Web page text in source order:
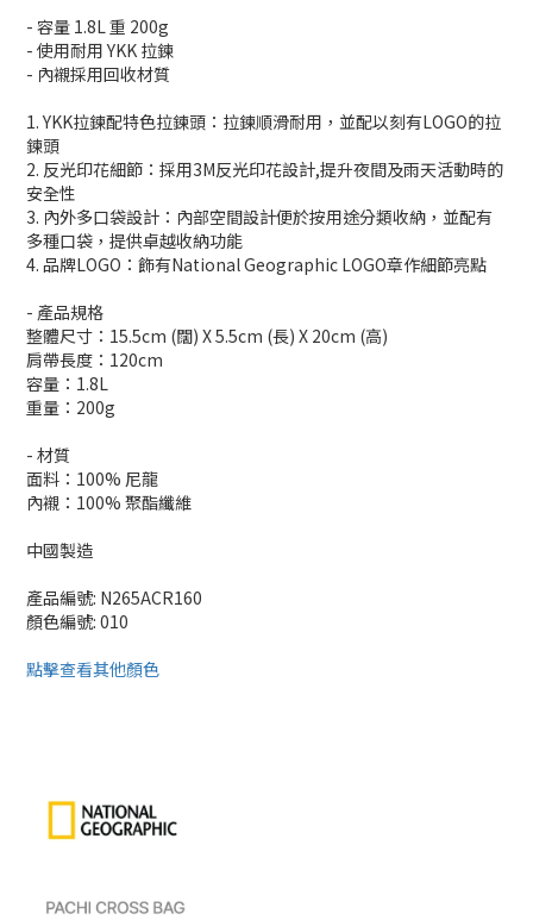
- 容量 1.8L 重 200g
- 使用耐用 YKK 拉鍊
- 內襯採用回收材質
1. YKK拉鍊配特色拉鍊頭：拉鍊順滑耐用，並配以刻有LOGO的拉
鍊頭
2. 反光印花細節：採用3M反光印花設計,提升夜間及雨天活動時的
安全性
3. 內外多口袋設計：內部空間設計便於按用途分類收納，並配有
多種口袋，提供卓越收納功能
4. 品牌LOGO：飾有National Geographic LOGO章作細節亮點
- 產品規格
整體尺寸：15.5cm (闊) X 5.5cm (長) X 20cm (高)
肩帶長度：120cm
容量：1.8L
重量：200g
- 材質
面料：100% 尼龍
內襯：100% 聚酯纖維
中國製造
產品編號: N265ACR160
顏色編號: 010
點擊查看其他顏色